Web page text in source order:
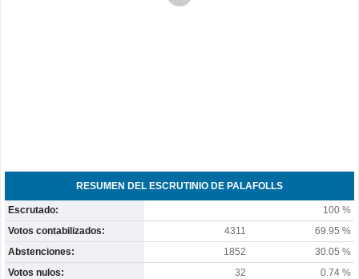
RESUMEN DEL ESCRUTINIO DE PALAFOLLS
Escrutado:
100 %
Votos contabilizados:
4311
69.95 %
Abstenciones:
1852
30.05 %
Votos nulos:
32
0.74 %